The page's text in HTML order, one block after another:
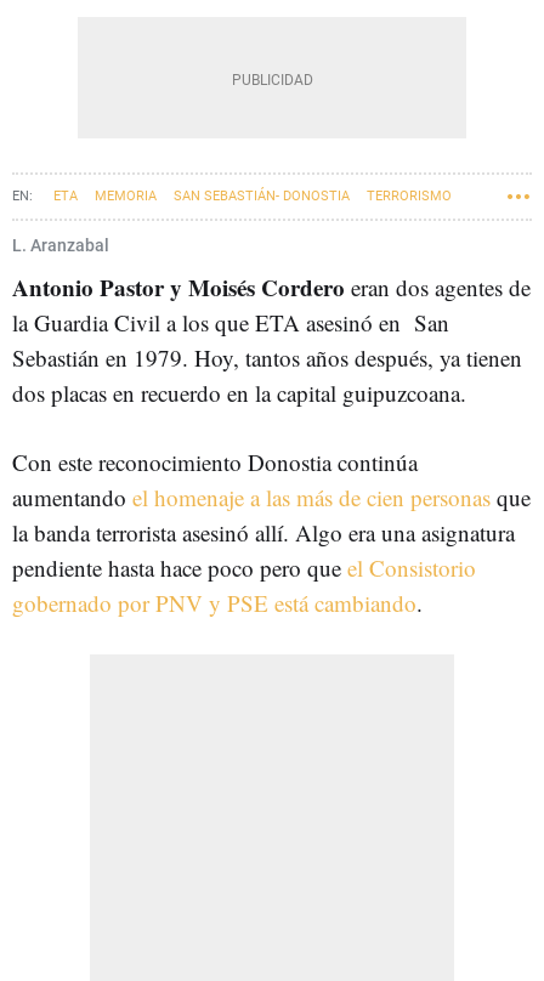
ETA MEMORIA SAN SEBASTIÁN- DONOSTIA TERRORISMO
VÍCTIMAS DEL TERRORISMO
L. Aranzabal
Antonio Pastor y Moisés Cordero eran dos agentes de
la Guardia Civil a los que ETA asesinó en San
Sebastián en 1979. Hoy, tantos años después, ya tienen
dos placas en recuerdo en la capital guipuzcoana.
Con este reconocimiento Donostia continúa
aumentando el homenaje a las más de cien personas que
la banda terrorista asesinó allí. Algo era una asignatura
pendiente hasta hace poco pero que el Consistorio
gobernado por PNV y PSE está cambiando.